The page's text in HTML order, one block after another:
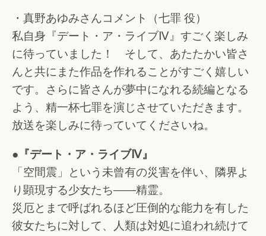
・真野あゆみさんコメント（七罪 役）
私自身『デート・ア・ライブⅣ』すごく楽しみ
に待っていました！ そして、あたたかい皆さ
んと共にまた作品を作れることがすごく嬉しい
です。さらに皆さんが夢中になれる続編となる
よう、精一杯七罪を演じさせていただきます。
放送を楽しみに待っていてくださいね。
●『デート・ア・ライブⅣ』
「空間震」という未曾有の災害を伴い、隣界よ
り顕現する少女たち――精霊。
災厄とまで呼ばれるほど圧倒的な能力を有した
彼女たちに対して、人類は対処に追われ続けて